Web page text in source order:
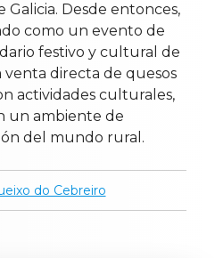
Desde entonces,
como un evento de
festivo y cultural de
venta directa de quesos
actividades culturales,
un ambiente de
del mundo rural.
do Cebreiro